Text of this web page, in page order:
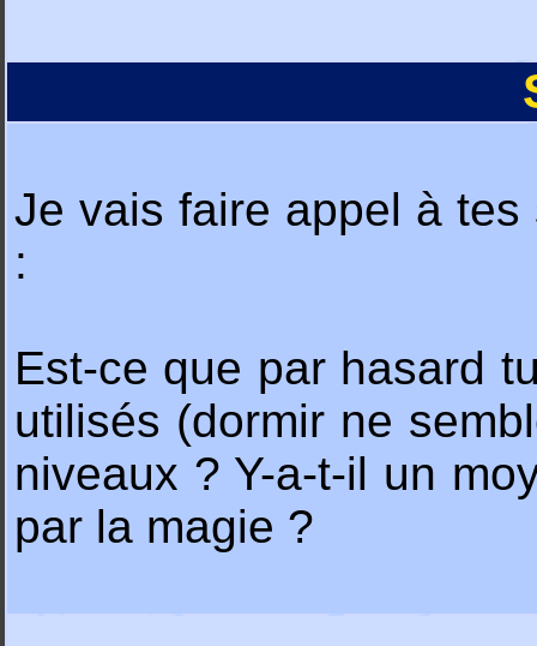
Je vais faire appel à
:
Est-ce que par hasard
utilisés (dormir ne
niveaux ? Y-a-t-il un
par la magie ?